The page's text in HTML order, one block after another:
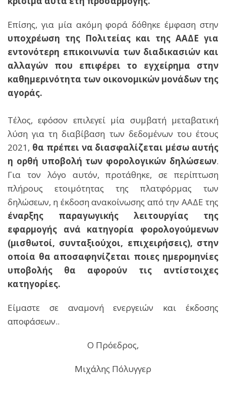
Επίσης, για μία ακόμη φορά δόθηκε έμφαση στην
υποχρέωση της Πολιτείας και της ΑΑΔΕ για
εντονότερη επικοινωνία των διαδικασιών και
αλλαγών που επιφέρει το εγχείρημα στην
καθημερινότητα των οικονομικών μονάδων της
αγοράς.
Τέλος, εφόσον επιλεγεί μία συμβατή μεταβατική
λύση για τη διαβίβαση των δεδομένων του έτους
2021, θα πρέπει να διασφαλίζεται μέσω αυτής
η ορθή υποβολή των φορολογικών δηλώσεων.
Για τον λόγο αυτόν, προτάθηκε, σε περίπτωση
πλήρους ετοιμότητας της πλατφόρμας των
δηλώσεων, η έκδοση ανακοίνωσης από την ΑΑΔΕ της
έναρξης παραγωγικής λειτουργίας της
εφαρμογής ανά κατηγορία φορολογούμενων
(μισθωτοί, συνταξιούχοι, επιχειρήσεις), στην
οποία θα αποσαφηνίζεται ποιες ημερομηνίες
υποβολής θα αφορούν τις αντίστοιχες
κατηγορίες.
Είμαστε σε αναμονή ενεργειών και έκδοσης
αποφάσεων..
Ο Πρόεδρος,
Μιχάλης Πόλυγγερ